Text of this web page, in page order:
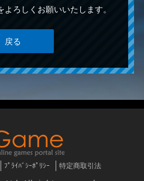
ろしくお願いいたします。
戻る
ﾌﾟﾗｲﾊﾞｼｰﾎﾟﾘｼｰ 特定商取引法